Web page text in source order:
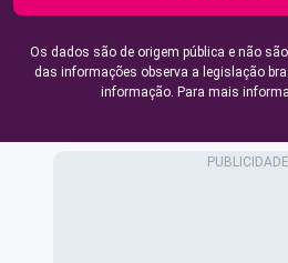
Os dados são de origem pública e não
das informações observa a legislação
informação. Para mais